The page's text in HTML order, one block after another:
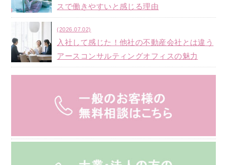
スで働きやすいと感じる理由
(2026.07.02)
入社して感じた！他社の不動産会社とは違う
アースコンサルティングオフィスの魅力